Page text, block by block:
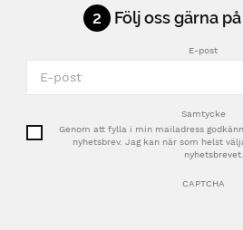
2 Följ oss gärna
E-post
Samtycke
Genom att fylla i min mailadress
nyhetsbrev. Jag kan när som helst
nyhetsbrevet.
CAPTCHA